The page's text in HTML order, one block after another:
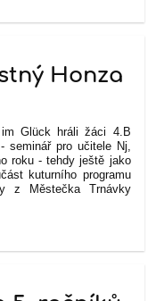
Honza
Glück hráli žáci 4.B
seminář pro učitele Nj,
roku - tehdy ještě jako
kuturního programu
z Městečka Trnávky